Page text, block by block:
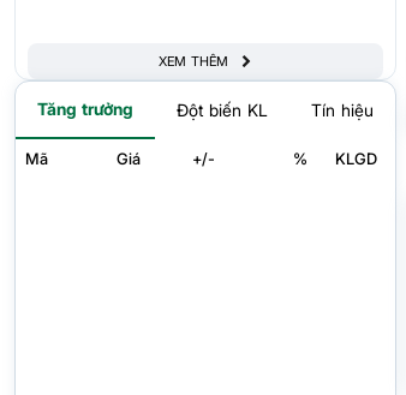
XEM THÊM
Tăng trưởng Đột biến KL Tín hiệu
Mã Giá +/- % KLGD